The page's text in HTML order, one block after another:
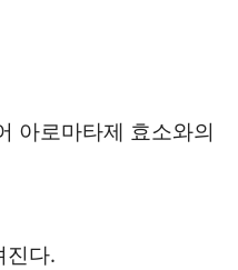
아로마타제 효소와의
진다.